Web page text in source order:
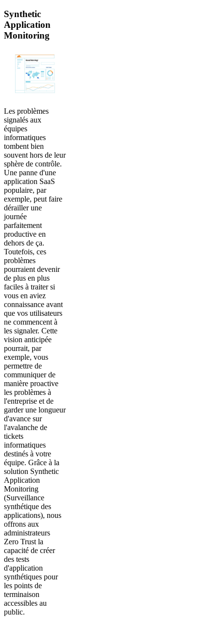
Synthetic
Application
Monitoring
Les problèmes
signalés aux
équipes
informatiques
tombent bien
souvent hors de leur
sphère de contrôle.
Une panne d'une
application SaaS
populaire, par
exemple, peut faire
dérailler une
journée
parfaitement
productive en
dehors de ça.
Toutefois, ces
problèmes
pourraient devenir
de plus en plus
faciles à traiter si
vous en aviez
connaissance avant
que vos utilisateurs
ne commencent à
les signaler. Cette
vision anticipée
pourrait, par
exemple, vous
permettre de
communiquer de
manière proactive
les problèmes à
l'entreprise et de
garder une longueur
d'avance sur
l'avalanche de
tickets
informatiques
destinés à votre
équipe. Grâce à la
solution Synthetic
Application
Monitoring
(Surveillance
synthétique des
applications), nous
offrons aux
administrateurs
Zero Trust la
capacité de créer
des tests
d'application
synthétiques pour
les points de
terminaison
accessibles au
public.